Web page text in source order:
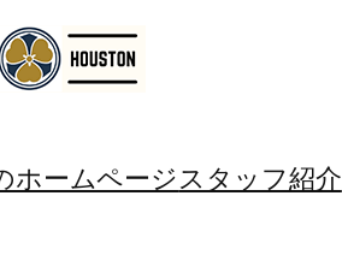
ホームページスタッフ紹介